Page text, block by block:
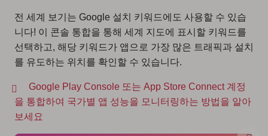
전 세계 보기는 Google 설치 키워드에도 사용할 수 있습
니다! 이 콘솔 통합을 통해 세계 지도에 표시할 키워드를
선택하고, 해당 키워드가 앱으로 가장 많은 트래픽과 설치
를 유도하는 위치를 확인할 수 있습니다.
Google Play Console 또는 App Store Connect 계정
을 통합하여 국가별 앱 성능을 모니터링하는 방법을 알아
보세요